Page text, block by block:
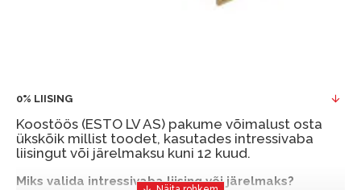
0% LIISING
Koostöös (ESTO LV AS) pakume võimalust osta
ükskõik millist toodet, kasutades intressivaba
liisingut või järelmaksu kuni 12 kuud.
Miks valida intressivaba liising või järelmaks?